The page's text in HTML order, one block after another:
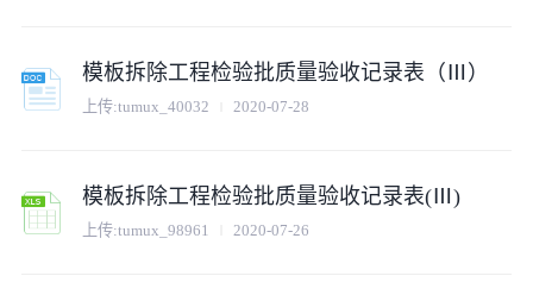
模板拆除工程检验批质量验收记录表（Ⅲ）
上传:tumux_40032 2020-07-28
模板拆除工程检验批质量验收记录表(Ⅲ)
上传:tumux_98961 2020-07-26